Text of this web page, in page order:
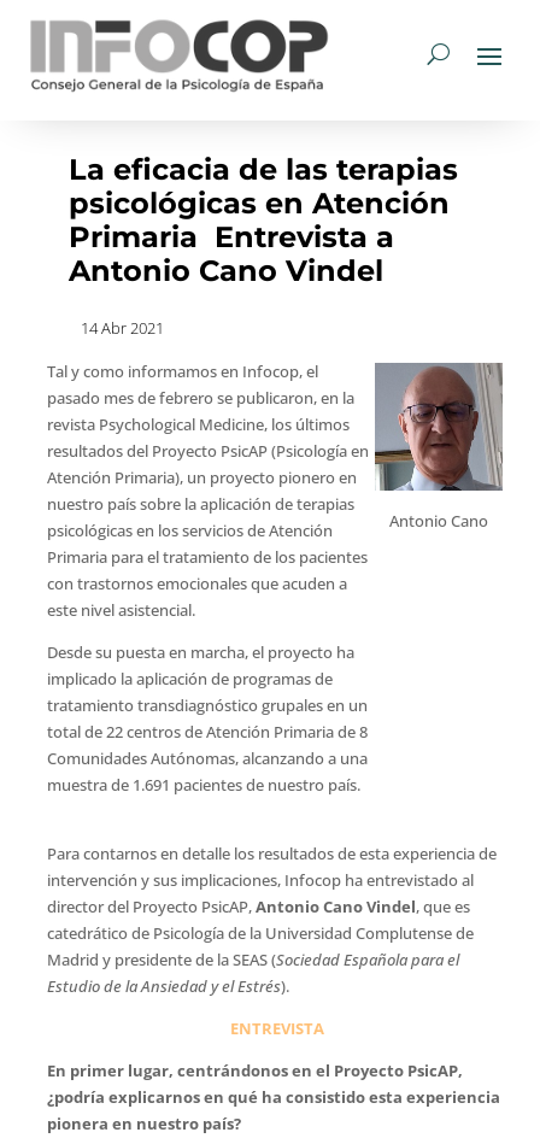
La eficacia de las terapias
psicológicas en Atención
Primaria  Entrevista a
Antonio Cano Vindel
14 Abr 2021
Tal y como informamos en Infocop, el
pasado mes de febrero se publicaron, en la
revista Psychological Medicine, los últimos
resultados del Proyecto PsicAP (Psicología en
Atención Primaria), un proyecto pionero en
nuestro país sobre la aplicación de terapias
psicológicas en los servicios de Atención
Primaria para el tratamiento de los pacientes
con trastornos emocionales que acuden a
este nivel asistencial.
Desde su puesta en marcha, el proyecto ha
implicado la aplicación de programas de
tratamiento transdiagnóstico grupales en un
total de 22 centros de Atención Primaria de 8
Comunidades Autónomas, alcanzando a una
muestra de 1.691 pacientes de nuestro país.
Antonio Cano
Para contarnos en detalle los resultados de esta experiencia de
intervención y sus implicaciones, Infocop ha entrevistado al
director del Proyecto PsicAP,Antonio Cano Vindel, que es
catedrático de Psicología de la Universidad Complutense de
Madrid y presidente de la SEAS (Sociedad Española para el
Estudio de la Ansiedad y el Estrés).
ENTREVISTA
En primer lugar, centrándonos en el Proyecto PsicAP,
¿podría explicarnos en qué ha consistido esta experiencia
pionera en nuestro país?